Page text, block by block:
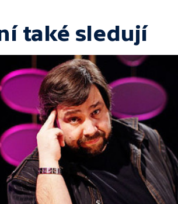
také sledují